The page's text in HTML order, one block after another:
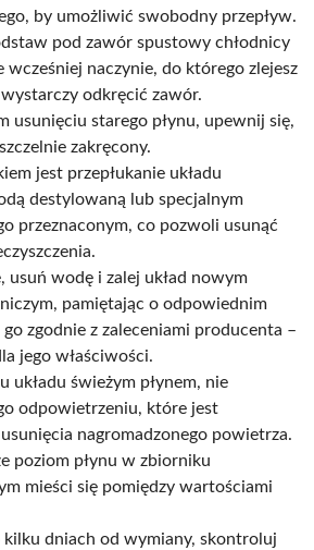
by umożliwić swobodny przepływ.
pod zawór spustowy chłodnicy
wcześniej naczynie, do którego zlejesz
odkręcić zawór.
usunięciu starego płynu, upewnij się,
zakręcony.
jest przepłukanie układu
destylowaną lub specjalnym
przeznaconym, co pozwoli usunąć
usuń wodę i zalej układ nowym
pamiętając o odpowiednim
zgodnie z zaleceniami producenta –
jego właściwości.
układu świeżym płynem, nie
odpowietrzeniu, które jest
nagromadzonego powietrza.
poziom płynu w zbiorniku
mieści się pomiędzy wartościami
kilku dniach od wymiany, skontroluj